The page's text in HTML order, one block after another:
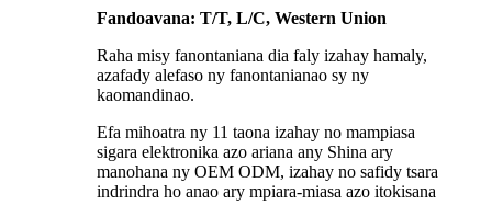
Fandoavana: T/T, L/C, Western Union
Raha misy fanontaniana dia faly izahay hamaly,
azafady alefaso ny fanontanianao sy ny
kaomandinao.
Efa mihoatra ny 11 taona izahay no mampiasa
sigara elektronika azo ariana any Shina ary
manohana ny OEM ODM, izahay no safidy tsara
indrindra ho anao ary mpiara-miasa azo itokisana